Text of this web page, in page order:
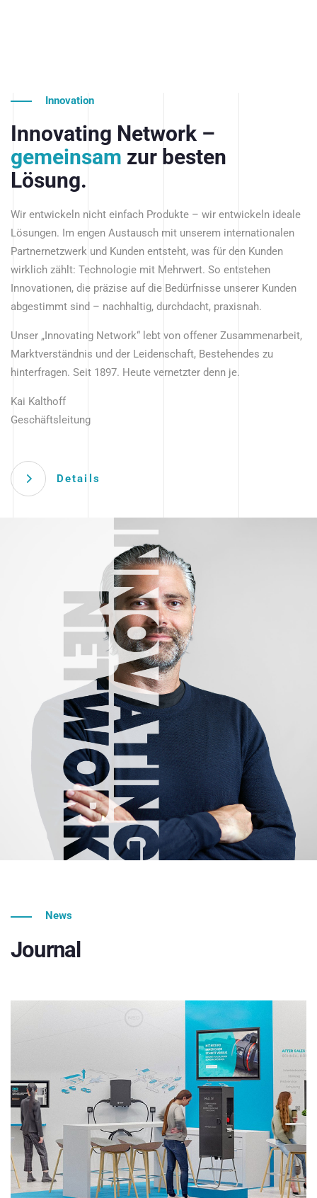
Innovation
Innovating Network –
gemeinsam zur besten
Lösung.
Wir entwickeln nicht einfach Produkte – wir entwickeln ideale
Lösungen. Im engen Austausch mit unserem internationalen
Partnernetzwerk und Kunden entsteht, was für den Kunden
wirklich zählt: Technologie mit Mehrwert. So entstehen
Innovationen, die präzise auf die Bedürfnisse unserer Kunden
abgestimmt sind – nachhaltig, durchdacht, praxisnah.
Unser „Innovating Network“ lebt von offener Zusammenarbeit,
Marktverständnis und der Leidenschaft, Bestehendes zu
hinterfragen. Seit 1897. Heute vernetzter denn je.
Kai Kalthoff
Geschäftsleitung
Details
News
Journal